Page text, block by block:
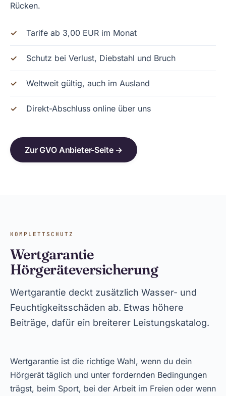
Rücken.
Tarife ab 3,00 EUR im Monat
Schutz bei Verlust, Diebstahl und Bruch
Weltweit gültig, auch im Ausland
Direkt-Abschluss online über uns
Zur GVO Anbieter-Seite →
KOMPLETTSCHUTZ
Wertgarantie
Hörgeräteversicherung
Wertgarantie deckt zusätzlich Wasser- und
Feuchtigkeitsschäden ab. Etwas höhere
Beiträge, dafür ein breiterer Leistungskatalog.
Wertgarantie ist die richtige Wahl, wenn du dein
Hörgerät täglich und unter fordernden Bedingungen
trägst, beim Sport, bei der Arbeit im Freien oder wenn